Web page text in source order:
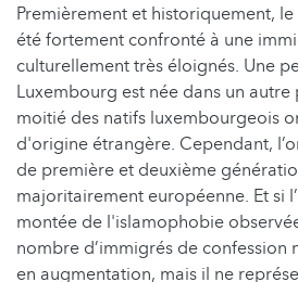
Premièrement et historiquement, le
été fortement confronté à une
culturellement très éloignés. Une
Luxembourg est née dans un autre
moitié des natifs luxembourgeois
d'origine étrangère. Cependant,
de première et deuxième
majoritairement européenne. Et si
montée de l'islamophobie
nombre d’immigrés de confession
en augmentation, mais il ne